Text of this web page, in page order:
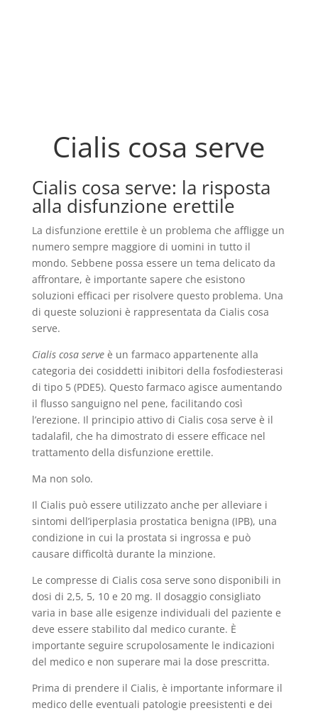
Cialis cosa serve
Cialis cosa serve: la risposta
alla disfunzione erettile
La disfunzione erettile è un problema che affligge un
numero sempre maggiore di uomini in tutto il
mondo. Sebbene possa essere un tema delicato da
affrontare, è importante sapere che esistono
soluzioni efficaci per risolvere questo problema. Una
di queste soluzioni è rappresentata da Cialis cosa
serve.
Cialis cosa serveè un farmaco appartenente alla
categoria dei cosiddetti inibitori della fosfodiesterasi
di tipo 5 (PDE5). Questo farmaco agisce aumentando
il flusso sanguigno nel pene, facilitando così
l’erezione. Il principio attivo di Cialis cosa serve è il
tadalafil, che ha dimostrato di essere efficace nel
trattamento della disfunzione erettile.
Ma non solo.
Il Cialis può essere utilizzato anche per alleviare i
sintomi dell’iperplasia prostatica benigna (IPB), una
condizione in cui la prostata si ingrossa e può
causare difficoltà durante la minzione.
Le compresse di Cialis cosa serve sono disponibili in
dosi di 2,5, 5, 10 e 20 mg. Il dosaggio consigliato
varia in base alle esigenze individuali del paziente e
deve essere stabilito dal medico curante. È
importante seguire scrupolosamente le indicazioni
del medico e non superare mai la dose prescritta.
Prima di prendere il Cialis, è importante informare il
medico delle eventuali patologie preesistenti e dei